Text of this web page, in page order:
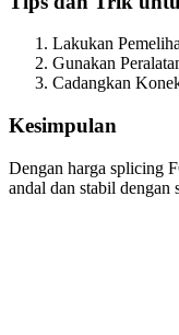
Lakukan
Gunakan
Cadangkan
Kesimpulan
Dengan harga splicing
andal dan stabil